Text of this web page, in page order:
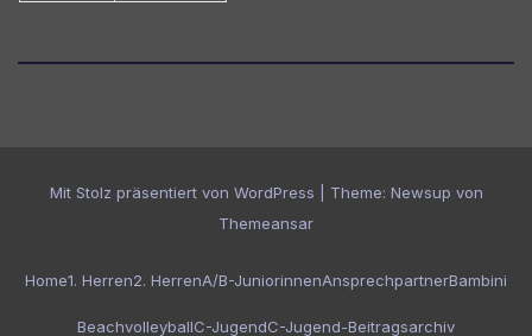
Mit Stolz präsentiert von WordPress Theme: Newsup von
Themeansar
Home1. Herren2. HerrenA/B-JuniorinnenAnsprechpartnerBambini
BeachvolleyballC-JugendC-Jugend-Beitragsarchiv